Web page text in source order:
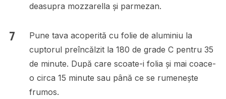
deasupra mozzarella și parmezan.
Pune tava acoperită cu folie de aluminiu la
cuptorul preîncălzit la 180 de grade C pentru 35
de minute. După care scoate-i folia și mai coace-
o circa 15 minute sau până ce se rumenește
frumos.